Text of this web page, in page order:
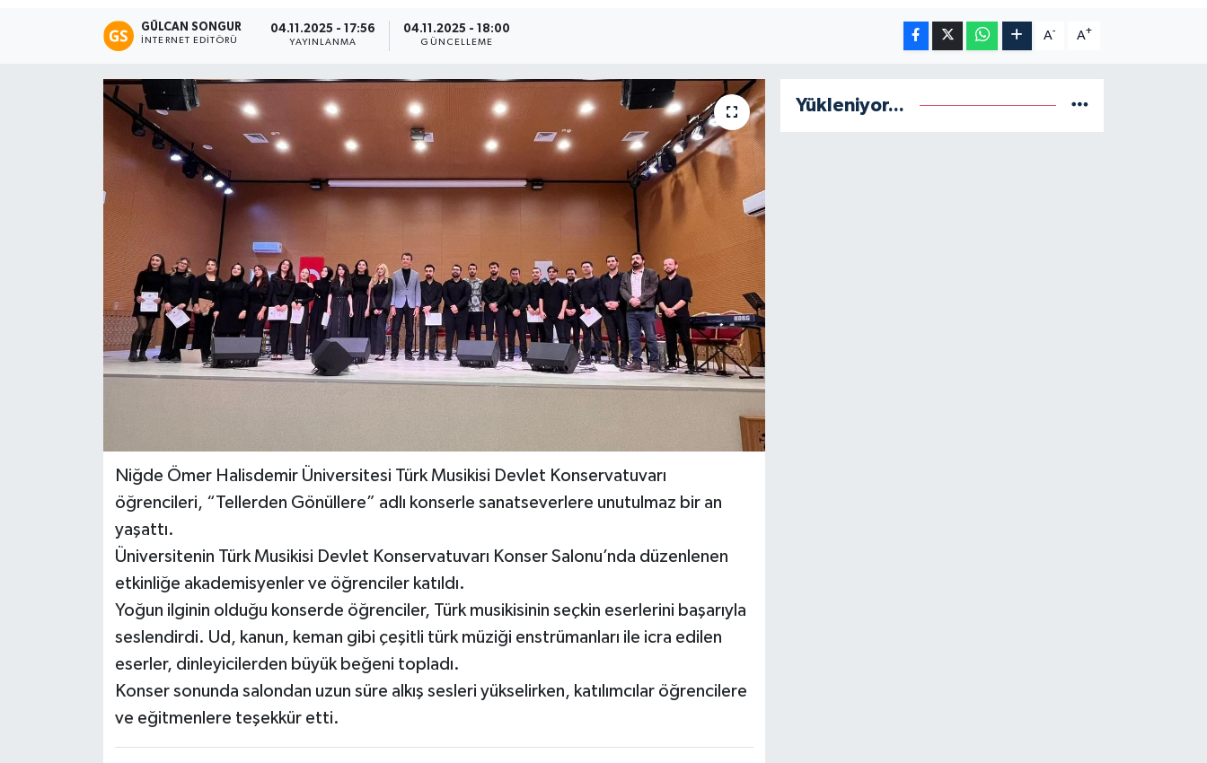
GÜLCAN SONGUR
İNTERNET EDITÖRÜ
04.11.2025 - 17:56
YAYINLANMA
04.11.2025 - 18:00
GÜNCELLEME
A- A+
Niğde Ömer Halisdemir Üniversitesi Türk Musikisi Devlet Konservatuvarı
öğrencileri, “Tellerden Gönüllere” adlı konserle sanatseverlere unutulmaz bir an
yaşattı.
Üniversitenin Türk Musikisi Devlet Konservatuvarı Konser Salonu’nda düzenlenen
etkinliğe akademisyenler ve öğrenciler katıldı.
Yoğun ilginin olduğu konserde öğrenciler, Türk musikisinin seçkin eserlerini başarıyla
seslendirdi. Ud, kanun, keman gibi çeşitli türk müziği enstrümanları ile icra edilen
eserler, dinleyicilerden büyük beğeni topladı.
Konser sonunda salondan uzun süre alkış sesleri yükselirken, katılımcılar öğrencilere
ve eğitmenlere teşekkür etti.
Yükleniyor...
Teknoloji
Resmi İlan